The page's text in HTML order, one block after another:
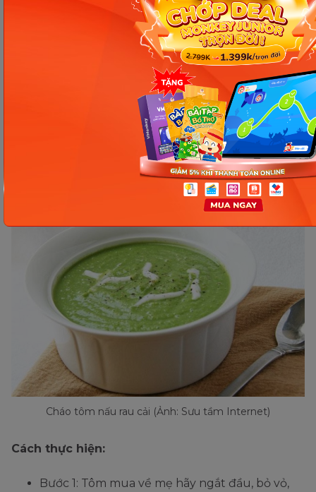
Cháo tôm nấu rau cải
Nguyên liệu cần chuẩn bị:
Cháo tôm nấu rau cải (Ảnh: Sưu tầm Internet)
Cách thực hiện:
Bước 1: Tôm mua về mẹ hãy ngắt đầu, bỏ vỏ,